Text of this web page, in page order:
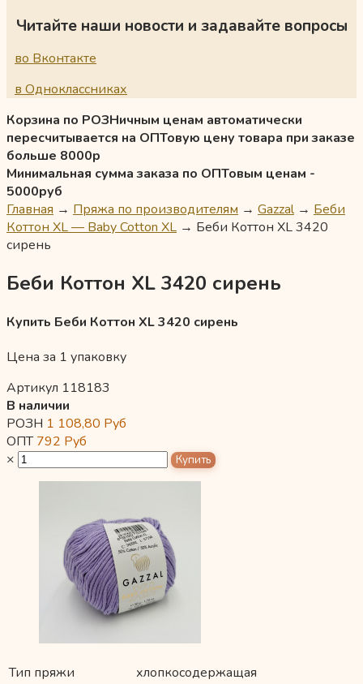
Читайте наши новости и задавайте вопросы
во Вконтакте
в Одноклассниках
Корзина по РОЗНичным ценам автоматически
пересчитывается на ОПТовую цену товара при заказе
больше 8000р
Минимальная сумма заказа по ОПТовым ценам -
5000руб
Главная → Пряжа по производителям → Gazzal → Беби
Коттон XL — Baby Cotton XL → Беби Коттон XL 3420
сирень
Беби Коттон XL 3420 сирень
Купить Беби Коттон XL 3420 сирень
Цена за 1 упаковку
Артикул 118183
В наличии
РОЗН 1 108,80 Руб
ОПТ792 Руб
×
Тип пряжи
хлопкосодержащая